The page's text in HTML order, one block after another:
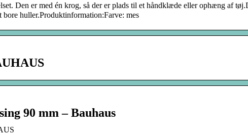
Den er med én krog, så der er plads til et håndklæde eller ophæng af
huller.Produktinformation:Farve: mes
90 mm – Bauhaus